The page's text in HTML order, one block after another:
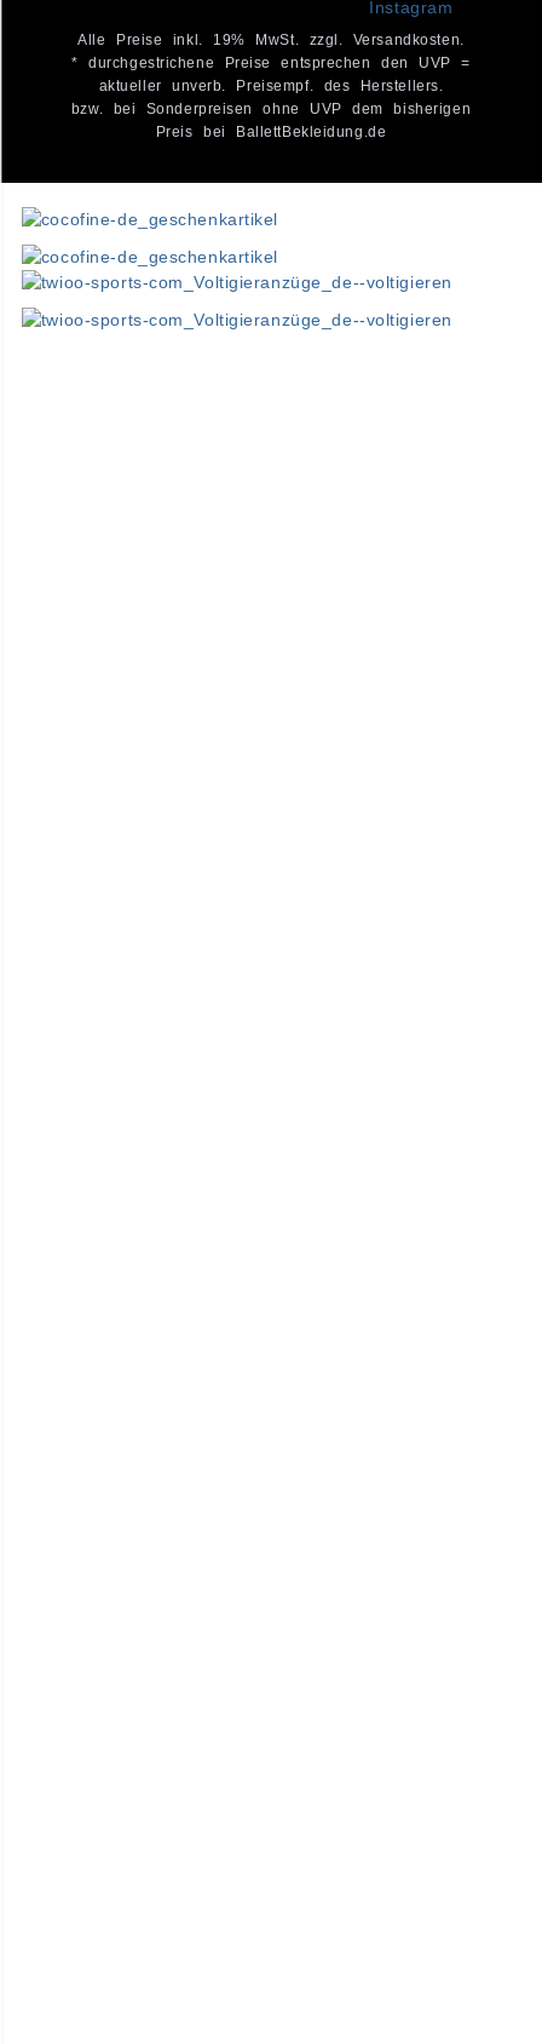
Alle Preise inkl. 19% MwSt. zzgl. Versandkosten.
* durchgestrichene Preise entsprechen den UVP =
aktueller unverb. Preisempf. des Herstellers.
bzw. bei Sonderpreisen ohne UVP dem bisherigen
Preis bei BallettBekleidung.de